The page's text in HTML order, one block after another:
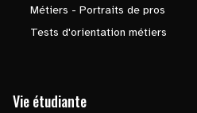
Métiers - Portraits de pros
Tests d'orientation métiers
Vie étudiante